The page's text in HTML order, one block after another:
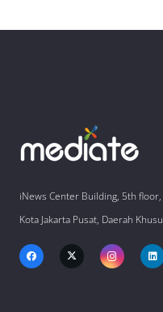
iNews Center Building, 5th
Kota Jakarta Pusat, Daerah